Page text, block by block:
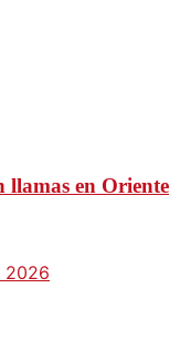
llamas en Oriente
2026